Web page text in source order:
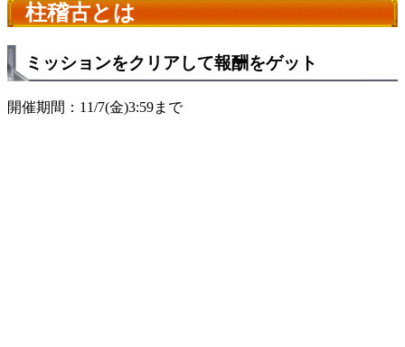
柱稽古とは
ミッションをクリアして報酬をゲット
開催期間：11/7(金)3:59まで